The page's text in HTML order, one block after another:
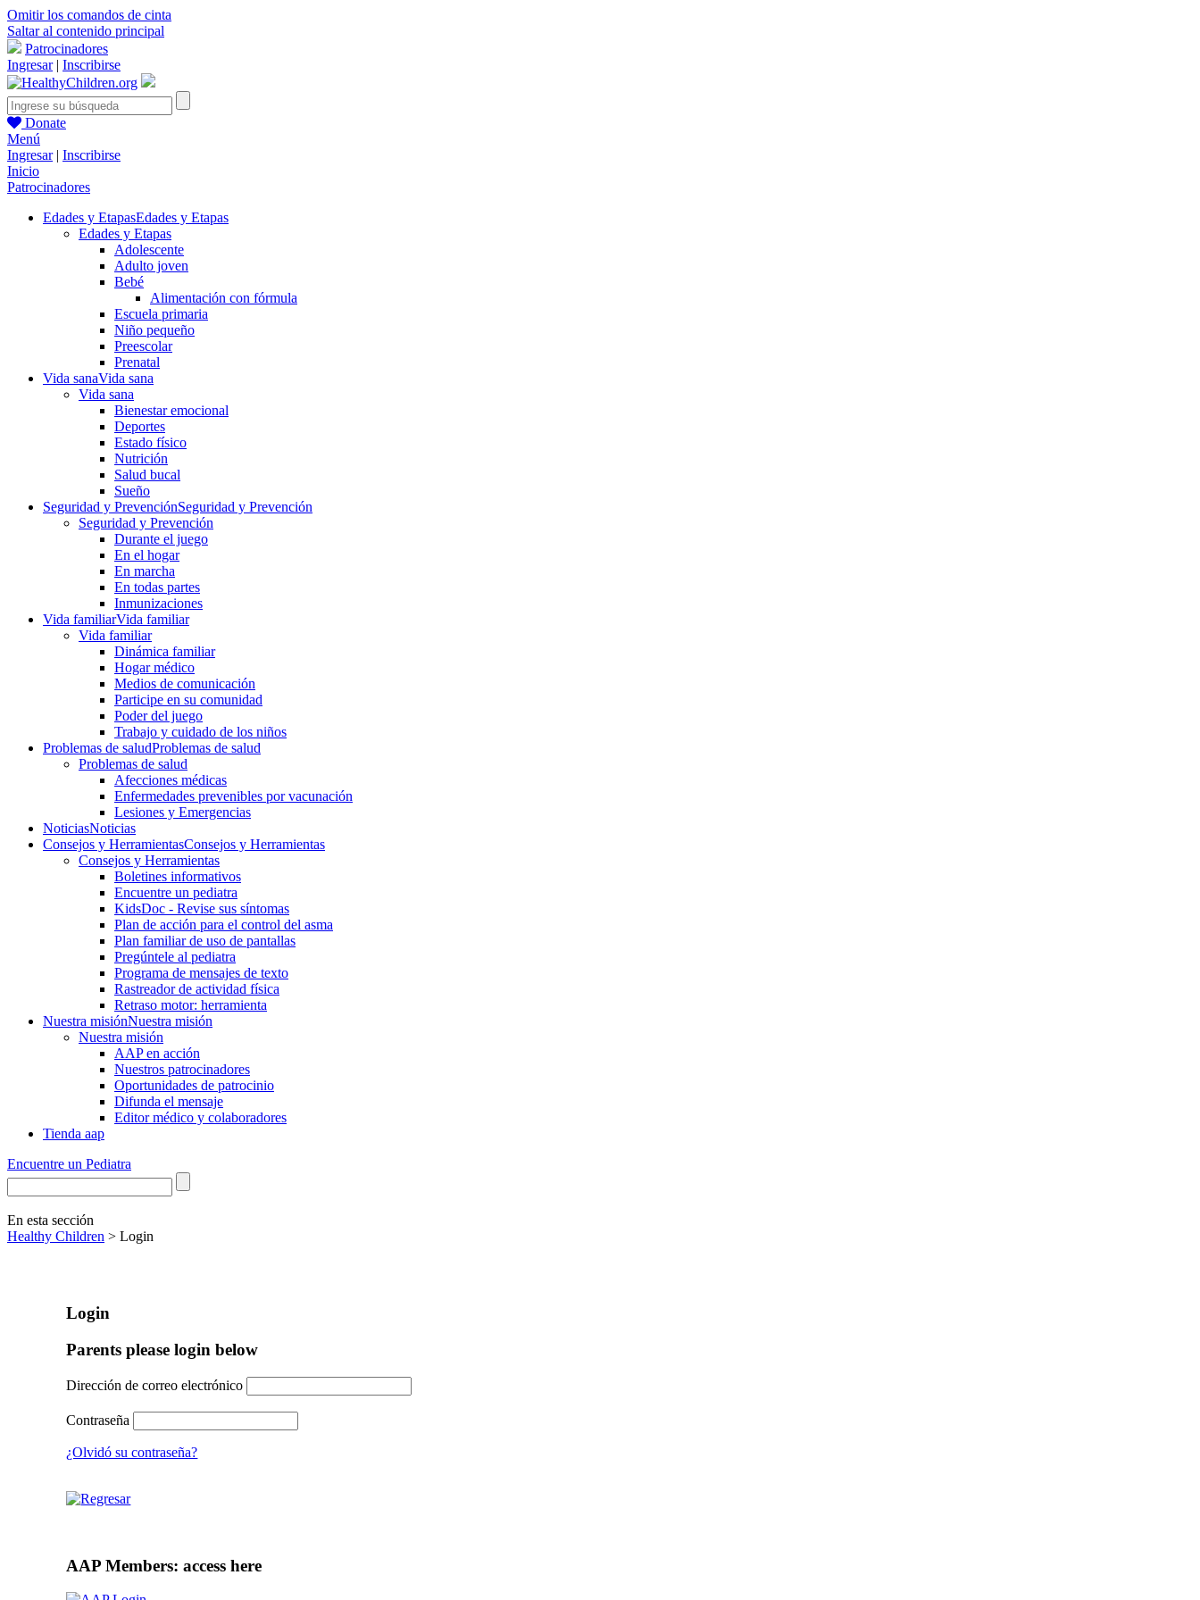
Omitir los comandos de cinta
Saltar al contenido principal
Patrocinadores
Ingresar| Inscribirse
Donate
Menú
Ingresar| Inscribirse
Inicio
Patrocinadores
Edades y EtapasEdades y Etapas
Edades y Etapas
Adolescente
Adulto joven
Bebé
Alimentación con fórmula
Escuela primaria
Niño pequeño
Preescolar
Prenatal
Vida sanaVida sana
Vida sana
Bienestar emocional
Deportes
Estado físico
Nutrición
Salud bucal
Sueño
Seguridad y PrevenciónSeguridad y Prevención
Seguridad y Prevención
Durante el juego
En el hogar
En marcha
En todas partes
Inmunizaciones
Vida familiarVida familiar
Vida familiar
Dinámica familiar
Hogar médico
Medios de comunicación
Participe en su comunidad
Poder del juego
Trabajo y cuidado de los niños
Problemas de saludProblemas de salud
Problemas de salud
Afecciones médicas
Enfermedades prevenibles por vacunación
Lesiones y Emergencias
NoticiasNoticias
Consejos y HerramientasConsejos y Herramientas
Consejos y Herramientas
Boletines informativos
Encuentre un pediatra
KidsDoc - Revise sus síntomas
Plan de acción para el control del asma
Plan familiar de uso de pantallas
Pregúntele al pediatra
Programa de mensajes de texto
Rastre​​ador de activida​d física
Retraso motor: herramienta
Nuestra misiónNuestra misión
Nuestra misión
AAP en acción
Nuestros patrocinadores
Oportunidades de patrocinio
Difunda el mensaje
Editor médico y colaboradores
Tienda aap
Encuentre un Pediatra
En esta sección
Healthy Children > Login
Login
Parents please login below
Dirección de correo electrónico
Contraseña
¿Olvidó su contraseña?
AAP Members: access here